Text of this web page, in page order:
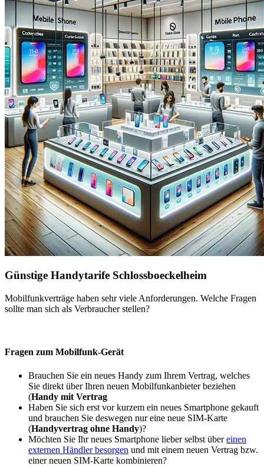
Günstige Handytarife Schlossboeckelheim
Mobilfunkverträge haben sehr viele Anforderungen. Welche Fragen
sollte man sich als Verbraucher stellen?
Fragen zum Mobilfunk-Gerät
Brauchen Sie ein neues Handy zum Ihrem Vertrag, welches
Sie direkt über Ihren neuen Mobilfunkanbieter beziehen
(Handy mit Vertrag
Haben Sie sich erst vor kurzem ein neues Smartphone gekauft
und brauchen Sie deswegen nur eine neue SIM-Karte
(Handyvertrag ohne Handy)?
Möchten Sie Ihr neues Smartphone lieber selbst übereinen
externen Händler besorgen und mit einem neuen Vertrag bzw.
einer neuen SIM-Karte kombinieren?